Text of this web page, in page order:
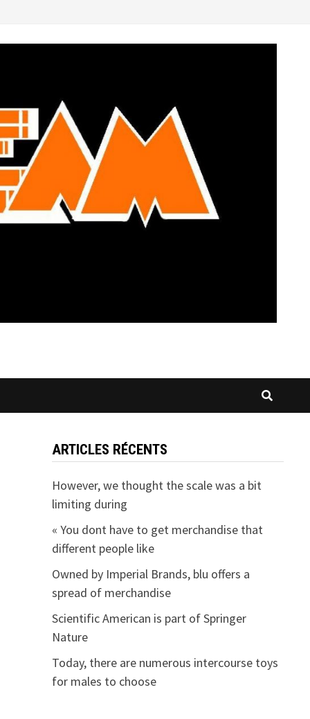
ARTICLES RÉCENTS
However, we thought the scale was a bit
limiting during
« You dont have to get merchandise that
different people like
Owned by Imperial Brands, blu offers a
spread of merchandise
Scientific American is part of Springer
Nature
Today, there are numerous intercourse toys
for males to choose